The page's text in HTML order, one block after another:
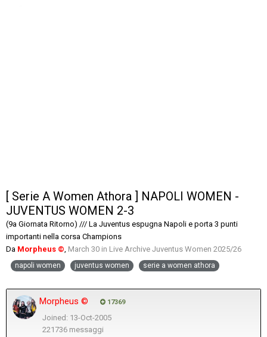
[ Serie A Women Athora ] NAPOLI WOMEN -
JUVENTUS WOMEN 2-3
(9a Giornata Ritorno) /// La Juventus espugna Napoli e porta 3 punti
importanti nella corsa Champions
Da Morpheus ©, March 30 in Live Archive Juventus Women 2025/26
napoli women juventus women serie a women athora
Morpheus © 17369
Joined: 13-Oct-2005
221736 messaggi